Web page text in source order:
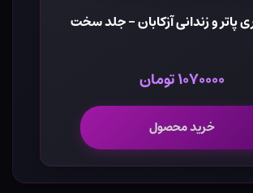
پاتر و زندانی آزکابان - جلد سخت
۱۰۷۰۰۰۰ تومان
خرید محصول